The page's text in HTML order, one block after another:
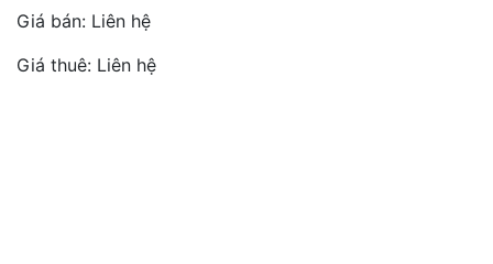
Giá bán: Liên hệ
Giá thuê: Liên hệ